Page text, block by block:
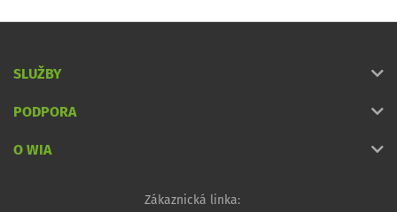
SLUŽBY
PODPORA
O WIA
Zákaznická linka: